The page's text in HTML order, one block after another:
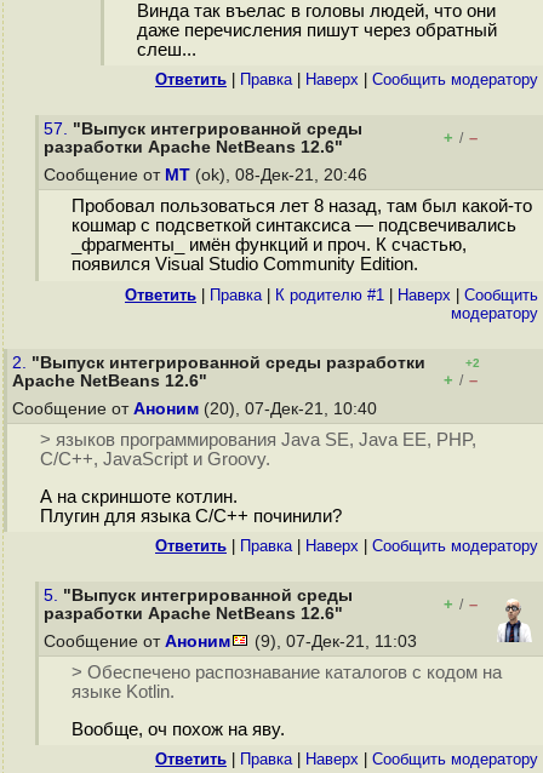
Винда так въелас в головы людей, что они
даже перечисления пишут через обратный
слеш...
Ответить Правка| Наверх Cообщить модератору
57. "Выпуск интегрированной среды
разработки Apache NetBeans 12.6"
+ / –
Сообщение от MT (ok), 08-Дек-21, 20:46
Пробовал пользоваться лет 8 назад, там был какой-то
кошмар с подсветкой синтаксиса — подсвечивались
_фрагменты_ имён функций и проч. К счастью,
появился Visual Studio Community Edition.
Ответить Правка| К родителю #1 Наверх
Cообщить
модератору
2. "Выпуск интегрированной среды разработки
Apache NetBeans 12.6"
+2
+ / –
Сообщение от Аноним (20), 07-Дек-21, 10:40
> языков программирования Java SE, Java EE, PHP,
C/C++, JavaScript и Groovy.
А на скриншоте котлин.
Плугин для языка C/C++ починили?
Ответить Правка| Наверх Cообщить модератору
5. "Выпуск интегрированной среды
разработки Apache NetBeans 12.6"
+ / –
Сообщение от Аноним (9), 07-Дек-21, 11:03
> Обеспечено распознавание каталогов с кодом на
языке Kotlin.
Вообще, оч похож на яву.
Ответить Правка| Наверх Cообщить модератору